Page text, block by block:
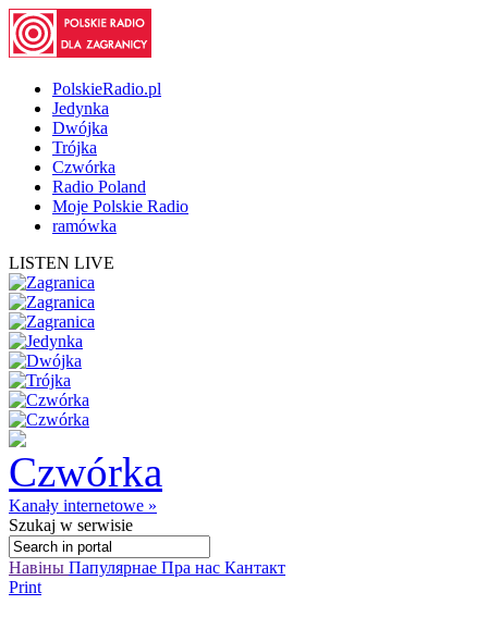
PolskieRadio.pl
Jedynka
Dwójka
Trójka
Czwórka
Radio Poland
Moje Polskie Radio
ramówka
LISTEN LIVE
Kanały internetowe »
Szukaj w serwisie
Навіны Папулярнае Пра нас Кантакт
Print